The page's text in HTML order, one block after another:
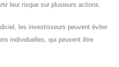
leur risque sur plusieurs actions.
les investisseurs peuvent éviter
individuelles, qui peuvent être